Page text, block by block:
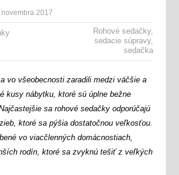
novembra 2017
Rohové sedačky,
sedacie súpravy,
sedačka
vo všeobecnosti zaradili medzi väčšie a
kusy nábytku, ktoré sú úplne bežne
sa rohové sedačky odporúčajú
ktoré sa pýšia dostatočnou veľkosťou.
vo viacčlenných domácnostiach,
rodín, ktoré sa zvyknú tešiť z veľkých